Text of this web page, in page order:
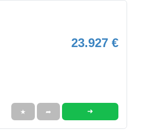
23.927 €
★ ➦ ➜